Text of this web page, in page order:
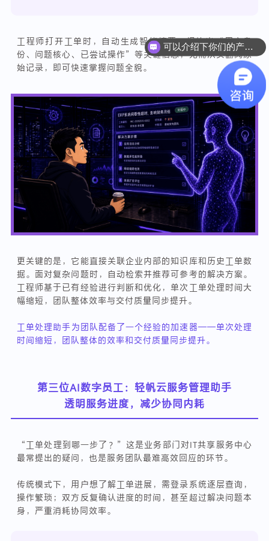
工程师打开工单时，自动生成智能摘要，提炼出“用户身
份、问题核心、已尝试操作”等关键信息，无需从头翻阅原
始记录，即可快速掌握问题全貌。
更关键的是，它能直接关联企业内部的知识库和历史工单数
据。面对复杂问题时，自动检索并推荐可参考的解决方案。
工程师基于已有经验进行判断和优化，单次工单处理时间大
幅缩短，团队整体效率与交付质量同步提升。
工单处理助手为团队配备了一个经验的加速器——单次处理
时间缩短，团队整体的效率和交付质量同步提升。
第三位AI数字员工：轻帆云服务管理助手
透明服务进度，减少协同内耗
“工单处理到哪一步了？”这是业务部门对IT共享服务中心
最常提出的疑问，也是服务团队最难高效回应的环节。
传统模式下，用户想了解工单进展，需登录系统逐层查询，
操作繁琐；双方反复确认进度的时间，甚至超过解决问题本
身，严重消耗协同效率。
可以介绍下你们的产品么？